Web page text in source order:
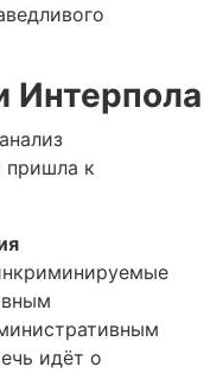
Интерпола
пришла к
идёт о